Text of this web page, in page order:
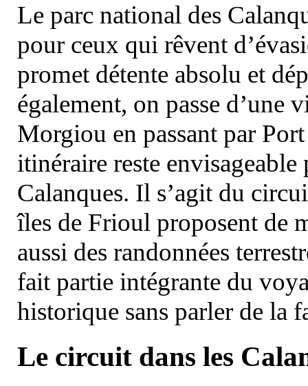
Le parc national des
pour ceux qui rêvent
promet détente absolu et
également, on passe d’une
Morgiou en passant par
itinéraire reste
Calanques. Il s’agit du
îles de Frioul proposent de
aussi des randonnées
fait partie intégrante du
historique sans parler de la
Le circuit dans les